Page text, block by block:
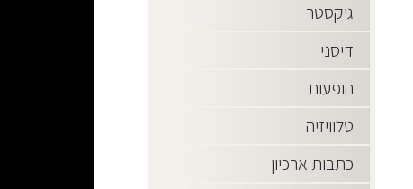
גיקסטר
דיסני
הופעות
טלוויזיה
כתבות ארכיון